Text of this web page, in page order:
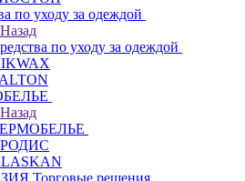
по уходу за одеждой
Назад
по уходу за одеждой
Назад
Торговые решения